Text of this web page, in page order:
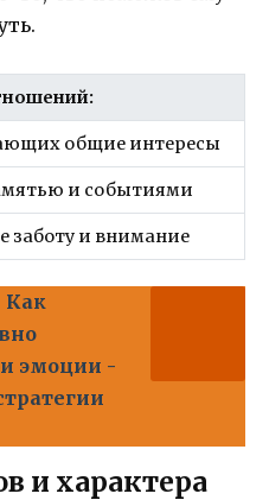
общие интересы
и событиями
и внимание
Как
эмоции -
и характера